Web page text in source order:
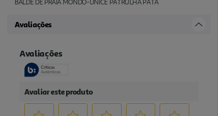
BALDE DE PRAIA MONDO-UNICE PATRULHA PATA
Avaliações